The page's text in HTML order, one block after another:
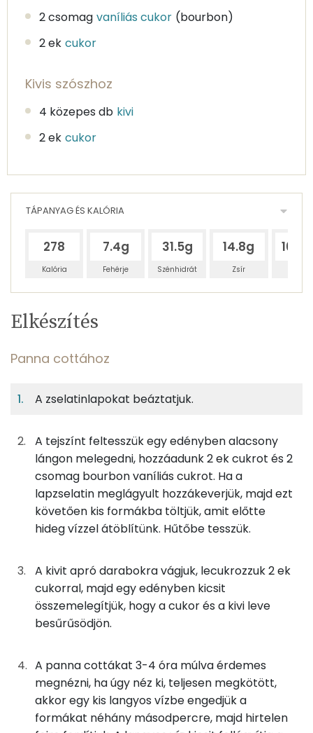
2 csomag vaníliás cukor (bourbon)
2 ek cukor
Kivis szószhoz
4 közepes db kivi
2 ek cukor
TÁPANYAG ÉS KALÓRIA
278
Kalória
7.4g
Fehérje
31.5g
Szénhidrát
14.8g
Zsír
Egy
adagban
3%
3glapzselatin
11 kcal
2g víz
0 kcal
125gfőzőtejszín
164 kcal
5g cukor 19 kcal
Kivis szószhoz
5gcukor 19 kcal
TÁPANYAGTARTALOM
Fehérje
Zsír
TOP ásványi anyagok
Kálcium
Foszfor
Magnézium
Szelén
C vitamin:
Kolin:
Elkészítés
Panna cottához
A zselatinlapokat beáztatjuk.
A tejszínt feltesszük egy edényben alacsony
lángon melegedni, hozzáadunk 2 ek cukrot és 2
csomag bourbon vaníliás cukrot. Ha a
lapzselatin meglágyult hozzákeverjük, majd ezt
követően kis formákba töltjük, amit előtte
hideg vízzel átöblítünk. Hűtőbe tesszük.
A kivit apró darabokra vágjuk, lecukrozzuk 2 ek
cukorral, majd egy edényben kicsit
összemelegítjük, hogy a cukor és a kivi leve
besűrűsödjön.
A panna cottákat 3-4 óra múlva érdemes
megnézni, ha úgy néz ki, teljesen megkötött,
akkor egy kis langyos vízbe engedjük a
formákat néhány másodpercre, majd hirtelen